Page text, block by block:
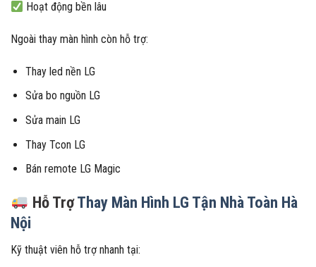
Hoạt động bền lâu
Ngoài thay màn hình còn hỗ trợ:
Thay led nền LG
Sửa bo nguồn LG
Sửa main LG
Thay Tcon LG
Bán remote LG Magic
Hỗ TrợThay Màn Hình LG Tận Nhà Toàn Hà
Nội
Kỹ thuật viên hỗ trợ nhanh tại: